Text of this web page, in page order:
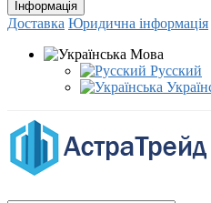
Інформація
Доставка Юридична інформація
Мова
Русский